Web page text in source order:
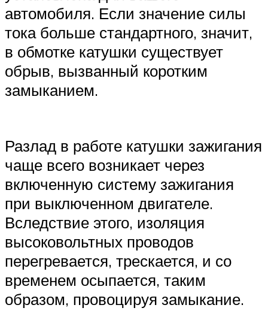
автомобиля. Если значение силы
тока больше стандартного, значит,
в обмотке катушки существует
обрыв, вызванный коротким
замыканием.
Разлад в работе катушки зажигания
чаще всего возникает через
включенную систему зажигания
при выключенном двигателе.
Вследствие этого, изоляция
высоковольтных проводов
перегревается, трескается, и со
временем осыпается, таким
образом, провоцируя замыкание.